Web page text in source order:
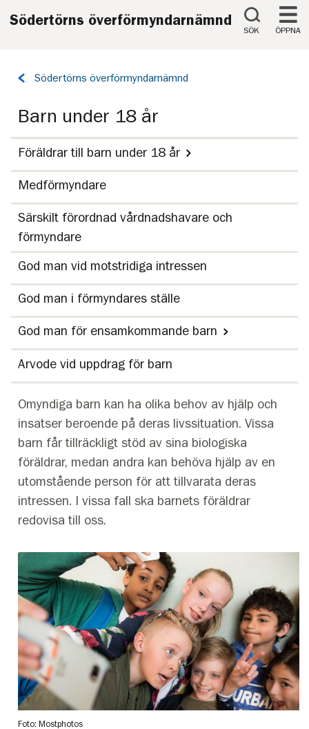
Södertörns överförmyndarnämnd
SÖK ÖPPNA
Tillbaka
Södertörns överförmyndarnämnd
Barn under 18 år
Föräldrar till barn under 18 år
Medförmyndare
Särskilt förordnad vårdnadshavare och
förmyndare
God man vid motstridiga intressen
God man i förmyndares ställe
God man för ensamkommande barn
Arvode vid uppdrag för barn
Omyndiga barn kan ha olika behov av hjälp och
insatser beroende på deras livssituation. Vissa
barn får tillräckligt stöd av sina biologiska
föräldrar, medan andra kan behöva hjälp av en
utomstående person för att tillvarata deras
intressen. I vissa fall ska barnets föräldrar
redovisa till oss.
Foto: Mostphotos